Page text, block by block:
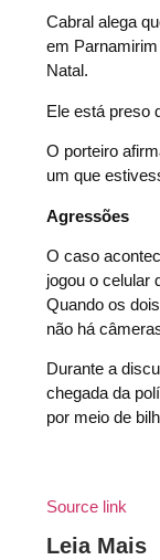
Cabral alega
em
Natal.
Ele está preso
O porteiro
um que
Agressões
O caso
jogou o celular
Quando os
não há
Durante a
chegada da
por meio de
Source link
Leia Mais